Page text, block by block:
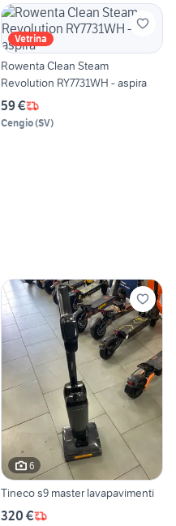
Vetrina
Rowenta Clean Steam
Revolution RY7731WH - aspira
59 €
Cengio(SV)
6
Tineco s9 master lavapavimenti
320 €